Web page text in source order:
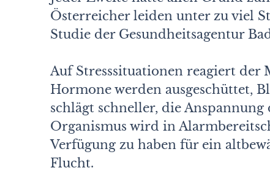
Österreicher leiden unter zu viel
Studie der Gesundheitsagentur
Auf Stresssituationen reagiert der
Hormone werden ausgeschüttet,
schlägt schneller, die
Organismus wird in
Verfügung zu haben für ein
Flucht.